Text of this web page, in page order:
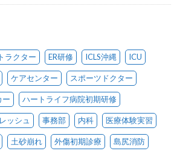
ラクター ER研修 ICLS沖縄 ICU
ケアセンター スポーツドクター
ー ハートライフ病院初期研修
ッシュ 事務部 内科 医療体験実習
土砂崩れ 外傷初期診療 島尻消防